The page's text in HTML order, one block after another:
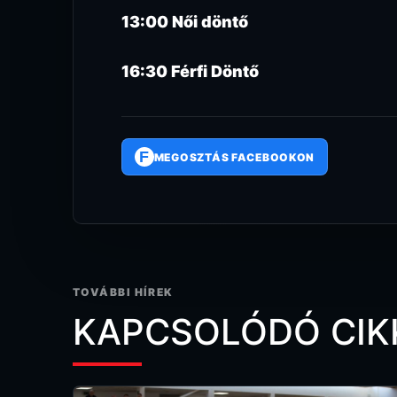
13:00 Női döntő
16:30 Férfi Döntő
F MEGOSZTÁS FACEBOOKON
TOVÁBBI HÍREK
KAPCSOLÓDÓ